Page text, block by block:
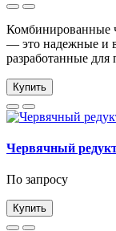
Комбинированные
— это надежные и
разработанные
Купить
Червячный
По запросу
Купить